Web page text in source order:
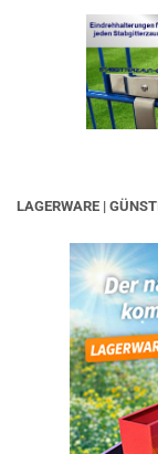
LAGERWARE |